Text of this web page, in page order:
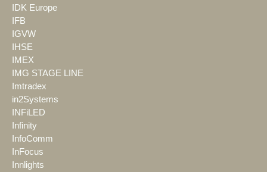
IDK Europe
IFB
IGVW
IHSE
IMEX
IMG STAGE LINE
Imtradex
in2Systems
INFiLED
Infinity
InfoComm
InFocus
Innlights